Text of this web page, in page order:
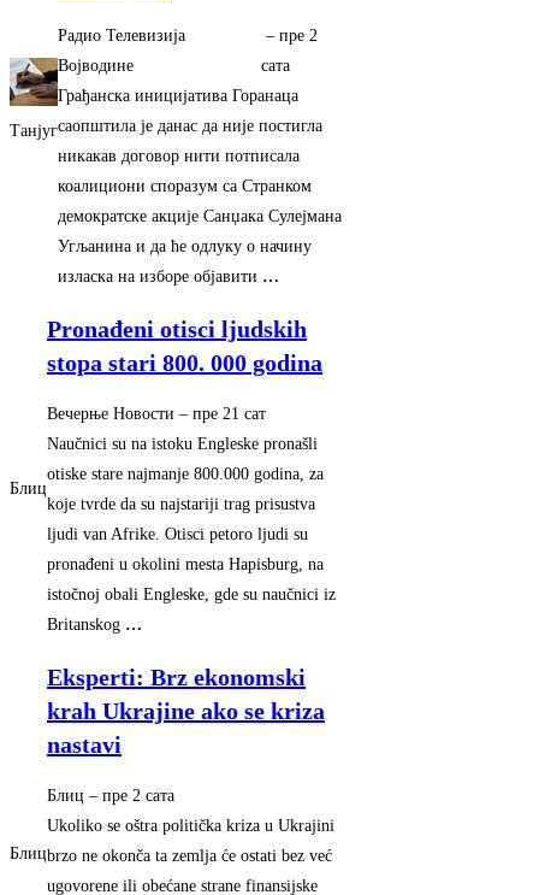
Танјуг
Радио Телевизија
Војводине
– ‎пре 2
сата‎
Грађанска иницијатива Горанаца
саопштила је данас да није постигла
никакав договор нити потписала
коалициони споразум са Странком
демократске акције Санџака Сулејмана
Угљанина и да ће одлуку о начину
изласка на изборе објавити …
Блиц
Pronađeni otisci ljudskih
stopa stari 800. 000 godina
Вечерње Новости – ‎пре 21 сат‎
Naučnici su na istoku Engleske pronašli
otiske stare najmanje 800.000 godina, za
koje tvrde da su najstariji trag prisustva
ljudi van Afrike. Otisci petoro ljudi su
pronađeni u okolini mesta Hapisburg, na
istočnoj obali Engleske, gde su naučnici iz
Britanskog …
Блиц
Eksperti: Brz ekonomski
krah Ukrajine ako se kriza
nastavi
Блиц – ‎пре 2 сата‎
Ukoliko se oštra politička kriza u Ukrajini
brzo ne okonča ta zemlja će ostati bez već
ugovorene ili obećane strane finansijske